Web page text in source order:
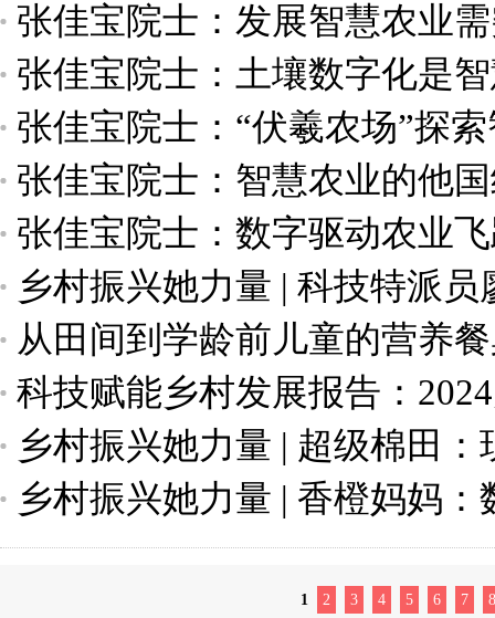
张佳宝院士：发展智慧农业
张佳宝院士：土壤数字化是
张佳宝院士：“伏羲农场”探
张佳宝院士：智慧农业的他
张佳宝院士：数字驱动农业
乡村振兴她力量 | 科技特派
科技送到老百姓手里
从田间到学龄前儿童的营养
科技赋能乡村发展报告：
乡村振兴她力量 | 超级棉田
乡村振兴她力量 | 香橙妈妈
1 2 3 4 5 6 7 8